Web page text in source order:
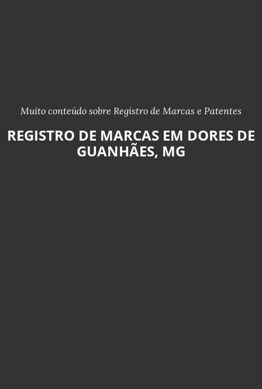
Muito conteúdo sobre Registro de Marcas e Patentes
REGISTRO DE MARCAS EM DORES DE
GUANHÃES, MG